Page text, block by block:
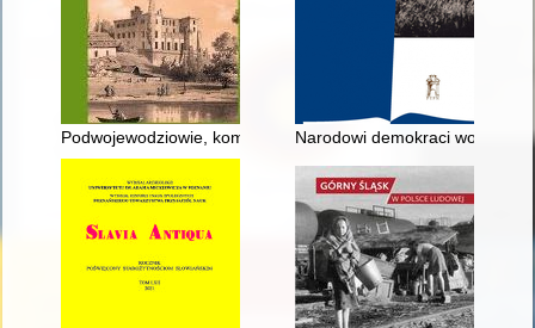
Podwojewodziowie, komornicy i regenci lubelscy w czasach
Narodowi demokraci wobec